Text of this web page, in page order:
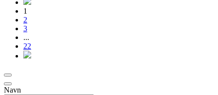
1
2
3
...
22
Navn